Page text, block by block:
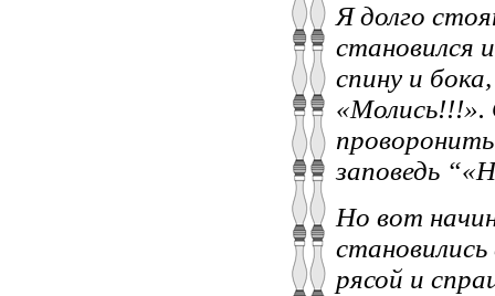
Я долго
становился
спину и
«Молись!!!».
заповедь
Но вот
становились
рясой и